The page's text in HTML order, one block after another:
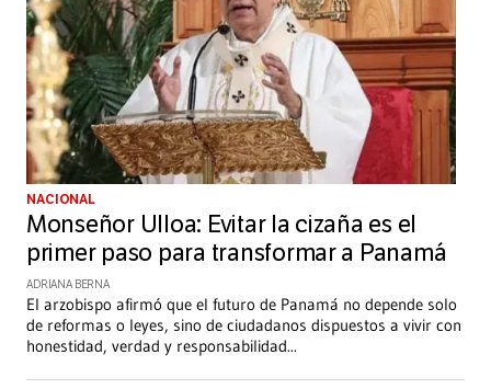
NACIONAL
Monseñor Ulloa: Evitar la cizaña es el
primer paso para transformar a Panamá
ADRIANA BERNA
El arzobispo afirmó que el futuro de Panamá no depende solo
de reformas o leyes, sino de ciudadanos dispuestos a vivir con
honestidad, verdad y responsabilidad...